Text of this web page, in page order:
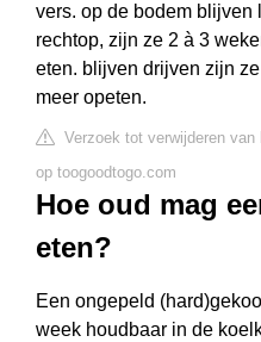
vers. op de bodem blijven
rechtop, zijn ze 2 à 3
eten. blijven drijven zijn
meer opeten.
Verzoek tot verwijderen van
op toogoodtogo.com
Hoe oud mag
eten?
Een ongepeld
week houdbaar in de